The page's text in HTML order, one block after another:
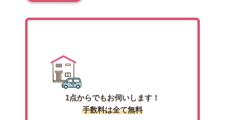
1点からでもお伺いします！
手数料は全て無料